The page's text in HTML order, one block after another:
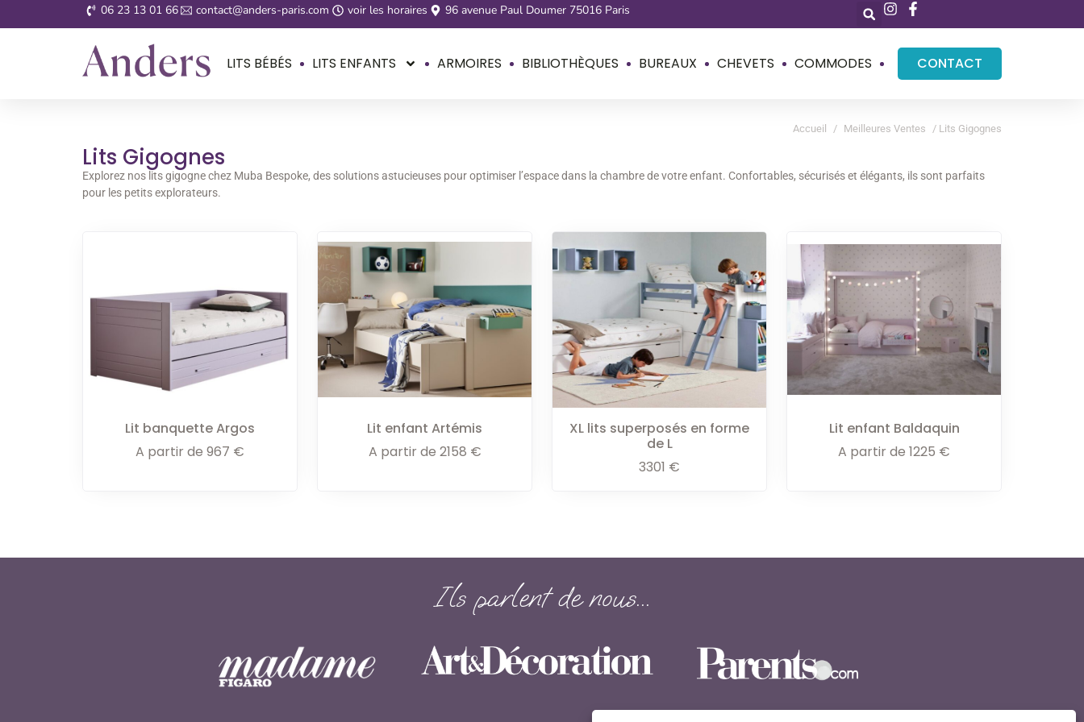
06 23 13 01 66 contact@anders-paris.com voir les horaires 96 avenue Paul Doumer 75016 Paris
LITS BÉBÉS LITS ENFANTS ARMOIRES BIBLIOTHÈQUES BUREAUX CHEVETS COMMODES CONTACT
Accueil / Meilleures Ventes / Lits Gigognes
Lits Gigognes
Explorez nos lits gigogne chez Muba Bespoke, des solutions astucieuses pour optimiser l’espace dans la chambre de votre enfant. Confortables, sécurisés et élégants, ils sont parfaits
pour les petits explorateurs.
Lit banquette Argos
A partir de 967 €
Lit enfant Artémis
A partir de 2158 €
XL lits superposés en forme
de L
3301 €
Lit enfant Baldaquin
A partir de 1225 €
Ils parlent de nous...